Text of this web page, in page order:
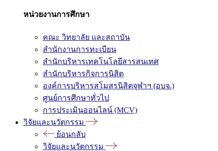
หน่วยงานการศึกษา
คณะ วิทยาลัย และสถาบัน
สำนักงานการทะเบียน
สำนักบริหารเทคโนโลยีสารสนเทศ
สำนักบริหารกิจการนิสิต
องค์การบริหารสโมสรนิสิตจุฬาฯ (อบจ.)
ศูนย์การศึกษาทั่วไป
การประเมินออนไลน์ (MCV)
วิจัยและนวัตกรรม
ย้อนกลับ
วิจัยและนวัตกรรม